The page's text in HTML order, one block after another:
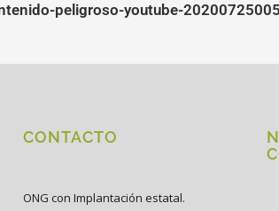
peligroso-youtube-
CONTACTO
ONG con Implantación estatal.